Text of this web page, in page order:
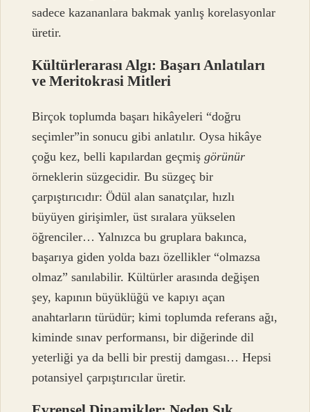
sadece kazananlara bakmak yanlış korelasyonlar
üretir.
Kültürlerarası Algı: Başarı Anlatıları
ve Meritokrasi Mitleri
Birçok toplumda başarı hikâyeleri “doğru
seçimler”in sonucu gibi anlatılır. Oysa hikâye
çoğu kez, belli kapılardan geçmişgörünür
örneklerin süzgecidir. Bu süzgeç bir
çarpıştırıcıdır: Ödül alan sanatçılar, hızlı
büyüyen girişimler, üst sıralara yükselen
öğrenciler… Yalnızca bu gruplara bakınca,
başarıya giden yolda bazı özellikler “olmazsa
olmaz” sanılabilir. Kültürler arasında değişen
şey, kapının büyüklüğü ve kapıyı açan
anahtarların türüdür; kimi toplumda referans ağı,
kiminde sınav performansı, bir diğerinde dil
yeterliği ya da belli bir prestij damgası… Hepsi
potansiyel çarpıştırıcılar üretir.